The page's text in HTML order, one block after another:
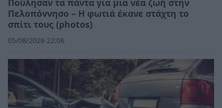
Πελοπόννησο – Η φωτιά έκανε στάχτη το
σπίτι τους (photos)
05/08/2026 22:06